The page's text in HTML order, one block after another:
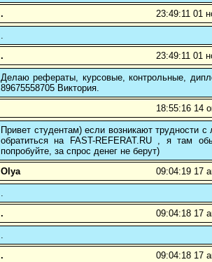
.
23:49:11 01
.
.
23:49:11 01
Делаю рефераты, курсовые, контрольные,
89675558705 Виктория.
18:55:16 14
Привет студентам) если возникают трудности
обратиться на FAST-REFERAT.RU , я там
попробуйте, за спрос денег не берут)
Olya
09:04:19 17
.
.
09:04:18 17
.
.
09:04:18 17